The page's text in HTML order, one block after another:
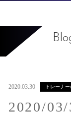
2020.03.30 トレーナ
2020/